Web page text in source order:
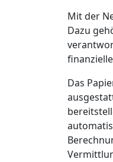
Mit der
Dazu
Das